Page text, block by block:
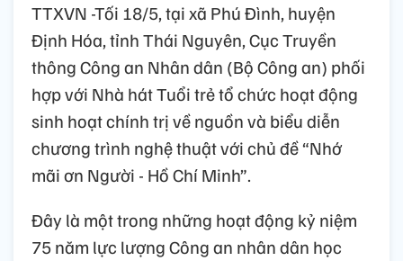
TTXVN -Tối 18/5, tại xã Phú Đình, huyện
Định Hóa, tỉnh Thái Nguyên, Cục Truyền
thông Công an Nhân dân (Bộ Công an) phối
hợp với Nhà hát Tuổi trẻ tổ chức hoạt động
sinh hoạt chính trị về nguồn và biểu diễn
chương trình nghệ thuật với chủ đề “Nhớ
mãi ơn Người - Hồ Chí Minh”.
Đây là một trong những hoạt động kỷ niệm
75 năm lực lượng Công an nhân dân học